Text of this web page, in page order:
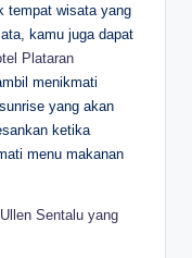
tempat wisata yang
kamu juga dapat
Plataran
menikmati
yang akan
ketika
menu makanan
Sentalu yang